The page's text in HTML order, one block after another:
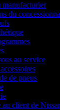
manufacturier
du
au service
de pneus
au client de